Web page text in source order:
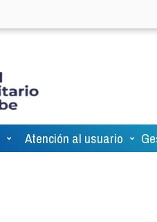
Atención al usuario